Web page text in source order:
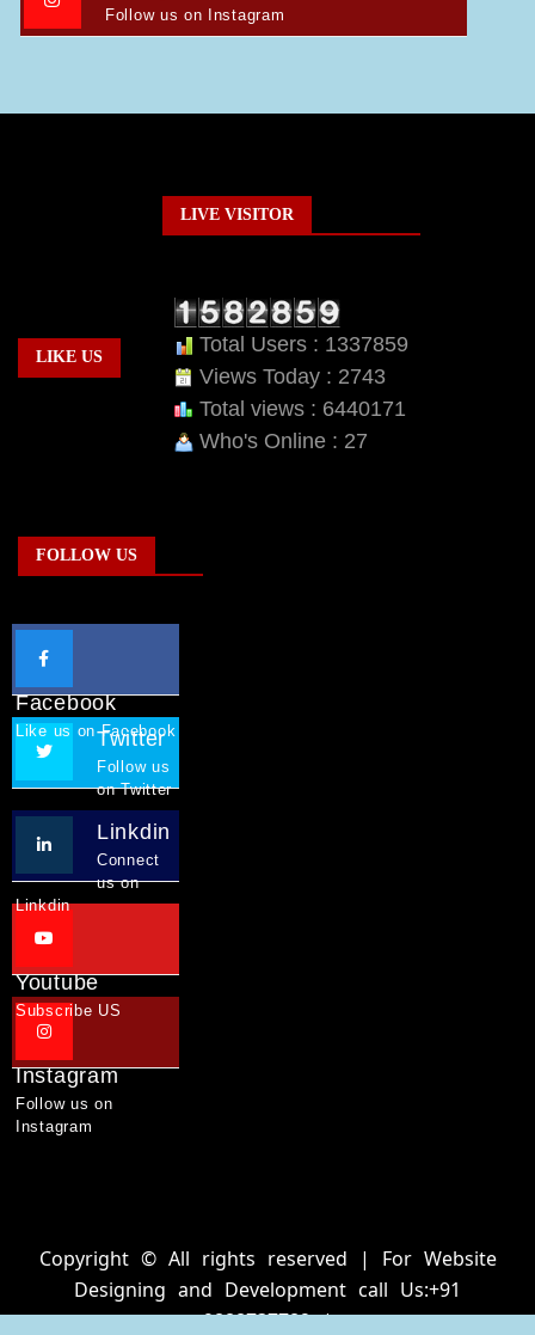
Follow us on Instagram
LIKE US
LIVE VISITOR
Total Users : 1337859
Views Today : 2743
Total views : 6440171
Who's Online : 27
FOLLOW US
Facebook
Like us on Facebook
Twitter
Follow us
on Twitter
Linkdin
Connect
us on
Linkdin
Youtube
Subscribe US
Instagram
Follow us on
Instagram
Copyright © All rights reserved | For Website
Designing and Development call Us:+91
9888737782 |